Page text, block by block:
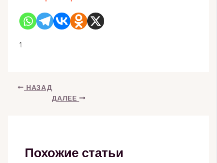
1
НАЗАД
ДАЛЕЕ
Похожие статьи